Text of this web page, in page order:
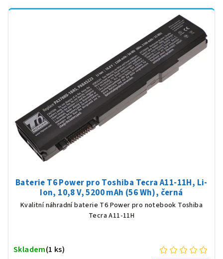
Baterie T6 Power pro Toshiba Tecra A11-11H, Li-
Ion, 10,8 V, 5200 mAh (56 Wh), černá
Kvalitní náhradní baterie T6 Power pro notebook Toshiba
Tecra A11-11H
Skladem(1 ks)